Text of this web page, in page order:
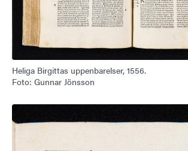
Heliga Birgittas uppenbarelser, 1556.
Foto: Gunnar Jönsson